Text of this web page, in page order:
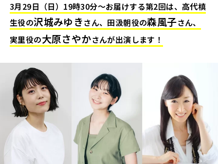
3月29日（日）19時30分～お届けする第2回は、高代槙
生役の沢城みゆきさん、田汲朝役の森風子さん、
実里役の大原さやかさんが出演します！